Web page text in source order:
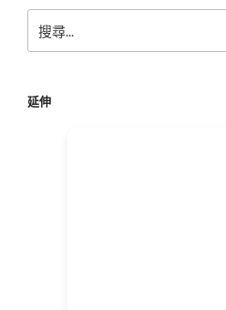
尋
字:
延伸